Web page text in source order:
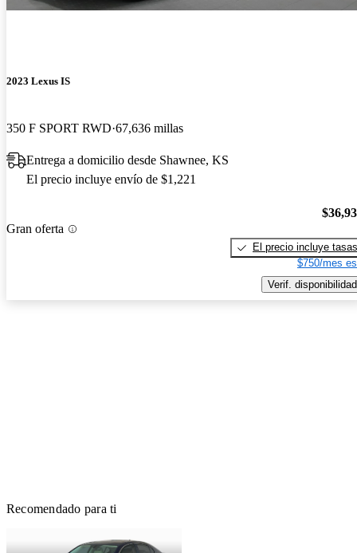
2023 Lexus IS
350 F SPORT RWD 67,636 millas
Entrega a domicilio desde Shawnee, KS
El precio incluye envío de $1,221
Gran oferta
El precio incluye tasas
$750/mes
Verif. disponibilidad
Recomendado para ti